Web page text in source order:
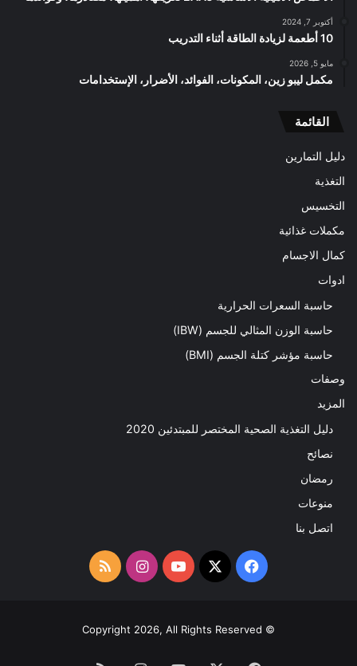
أكتوبر 7, 2024
10 أطعمة لزيادة الطاقة أثناء التدريب
مايو 5, 2026
مكمل ليبو زين، المكونات، الفوائد، الأضرار، الإستخدامات
القائمة
دليل التمارين
التغذية
التخسيس
مكملات غذائية
كمال الاجسام
ادوات
حاسبة السعرات الحرارية
حاسبة الوزن المثالي للجسم (IBW)
حاسبة مؤشر كتلة الجسم (BMI)
وصفات
المزيد
دليل التغذية الصحية المختصر للمبتدئين 2020​
نصائح
رمضان
منوعات
اتصل بنا
فيسبوك
‫X
‫YouTubeانستقرامملخص
RSS
© Copyright 2026, All Rights Reserved